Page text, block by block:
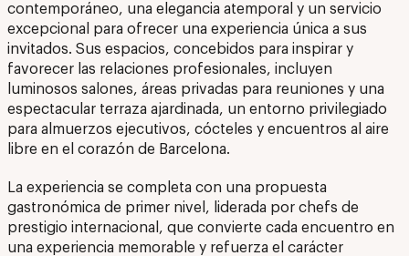
contemporáneo, una elegancia atemporal y un servicio
excepcional para ofrecer una experiencia única a sus
invitados. Sus espacios, concebidos para inspirar y
favorecer las relaciones profesionales, incluyen
luminosos salones, áreas privadas para reuniones y una
espectacular terraza ajardinada, un entorno privilegiado
para almuerzos ejecutivos, cócteles y encuentros al aire
libre en el corazón de Barcelona.
La experiencia se completa con una propuesta
gastronómica de primer nivel, liderada por chefs de
prestigio internacional, que convierte cada encuentro en
una experiencia memorable y refuerza el carácter